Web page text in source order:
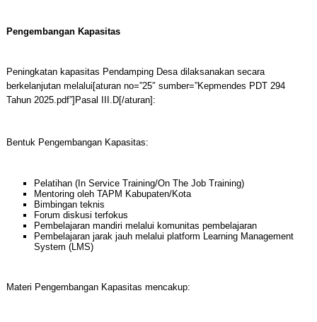
Pengembangan Kapasitas
Peningkatan kapasitas Pendamping Desa dilaksanakan secara
berkelanjutan melalui[aturan no=”25″ sumber=”Kepmendes PDT 294
Tahun 2025.pdf”]Pasal III.D[/aturan]:
Bentuk Pengembangan Kapasitas:
Pelatihan (In Service Training/On The Job Training)
Mentoring oleh TAPM Kabupaten/Kota
Bimbingan teknis
Forum diskusi terfokus
Pembelajaran mandiri melalui komunitas pembelajaran
Pembelajaran jarak jauh melalui platform Learning Management
System (LMS)
Materi Pengembangan Kapasitas mencakup: